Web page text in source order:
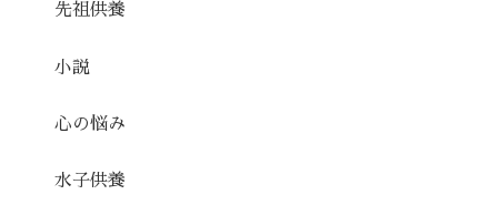
先祖供養
小説
心の悩み
水子供養